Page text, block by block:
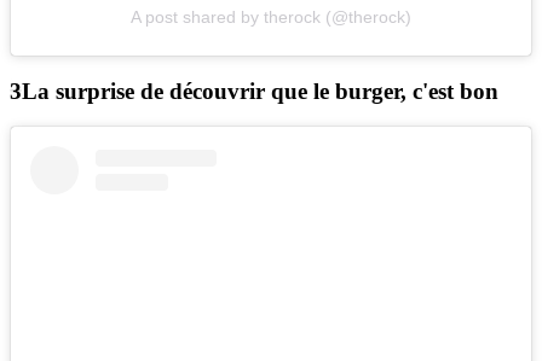
A post shared by therock (@therock)
La surprise de découvrir que le burger, c'est bon